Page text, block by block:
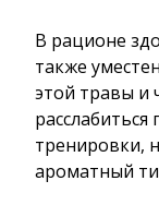
В рационе
также
этой травы и
тренировки,
ароматный